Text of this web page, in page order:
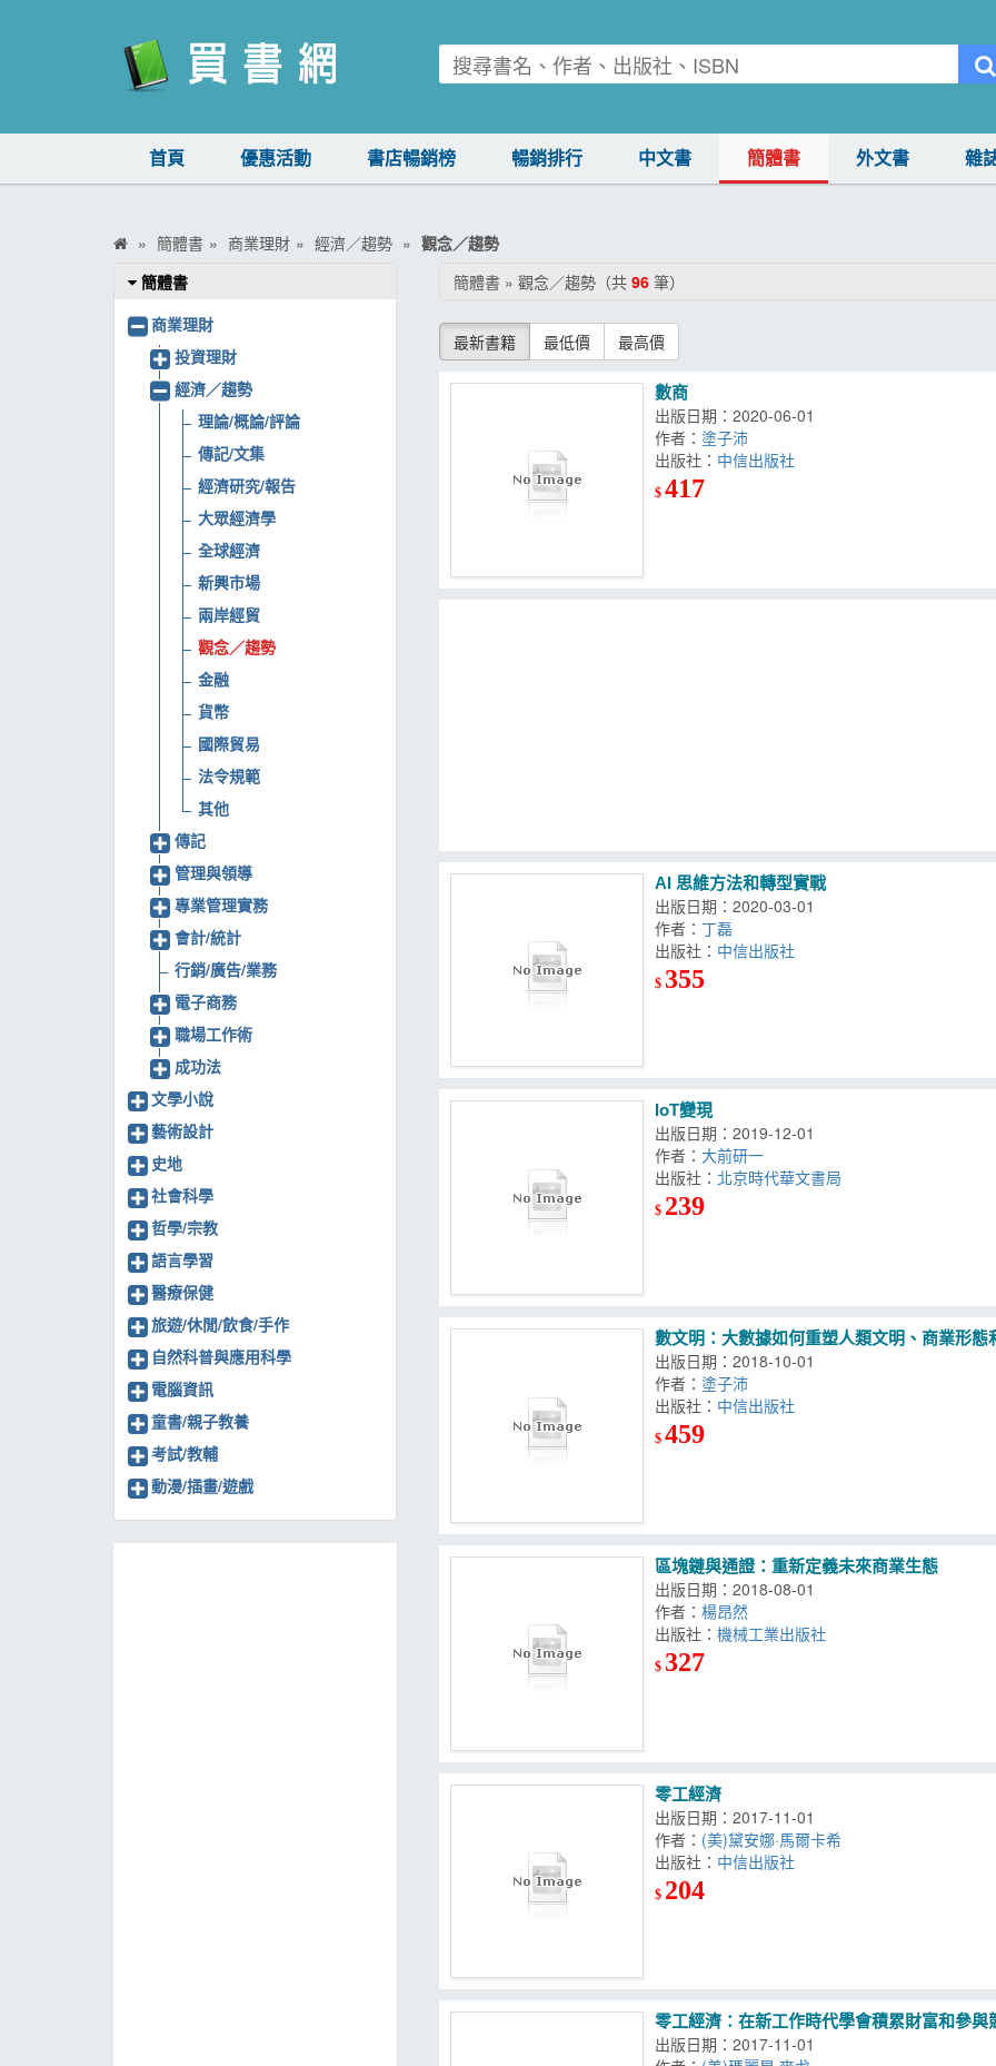
首頁 優惠活動 書店暢銷榜 暢銷排行 中文書 簡體書 外文書 雜
簡體書 商業理財 經濟／趨勢
觀念／趨勢
簡體書 » 觀念／趨勢（共 96筆）
最新書籍 最低價 最高價
數商
出版日期：2020-06-01
作者：塗子沛
出版社： 中信出版社
$417
AI 思維方法和轉型實戰
出版日期：2020-03-01
作者：丁磊
出版社： 中信出版社
$ 355
IoT變現
出版日期：2019-12-01
作者：大前研一
出版社： 北京時代華文書局
$ 239
數文明：大數據如何重塑人類文明、商業形態
出版日期：2018-10-01
作者：塗子沛
出版社： 中信出版社
$459
區塊鏈與通證：重新定義未來商業生態
出版日期：2018-08-01
作者：楊昂然
出版社：機械工業出版社
$ 327
零工經濟
出版日期：2017-11-01
作者： (美)黛安娜·馬爾卡希
出版社： 中信出版社
$ 204
零工經濟：在新工作時代學會積累財富和參與
出版日期：2017-11-01
簡體書
商業理財
投資理財
經濟／趨勢
理論/概論/評論
傳記/文集
經濟研究/報告
大眾經濟學
全球經濟
新興市場
兩岸經貿
觀念／趨勢
金融
貨幣
國際貿易
法令規範
其他
傳記
管理與領導
專業管理實務
會計/統計
行銷/廣告/業務
電子商務
職場工作術
成功法
文學小說
藝術設計
史地
社會科學
哲學/宗教
語言學習
醫療保健
旅遊/休閒/飲食/手作
自然科普與應用科學
電腦資訊
童書/親子教養
考試/教輔
動漫/插畫/遊戲